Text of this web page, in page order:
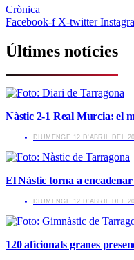
Crònica
Facebook-f X-twitter
Últimes notícies
Nàstic 2-1 Real Murcia: el
​DIUMENGE 12 D'ABRIL DEL
El Nàstic torna a
​DIUMENGE 12 D'ABRIL DEL
120 aficionats granes